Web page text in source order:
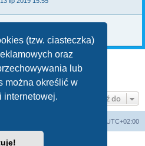
(tzw. ciasteczka)
oraz
lub
można określić w
internetowej.
2
Przejdź do
UTC+02:00
® Forum Software © phpBB Limited